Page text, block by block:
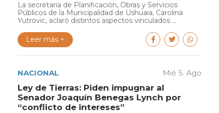
La secretaria de Planificación, Obras y Servicios
Públicos de la Municipalidad de Ushuaia, Carolina
Yutrovic, aclaró distintos aspectos vinculados ...
Leer más +
NACIONAL Mié 5. Ago
Ley de Tierras: Piden impugnar al
Senador Joaquín Benegas Lynch por
“conflicto de intereses”